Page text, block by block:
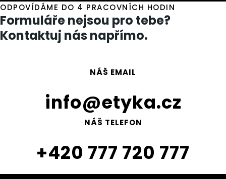
ODPOVÍDÁME DO 4 PRACOVNÍCH HODIN
Formuláře nejsou pro tebe?
Kontaktuj nás napřímo.
NÁŠ EMAIL
info@etyka.cz
NÁŠ TELEFON
+420 777 720 777